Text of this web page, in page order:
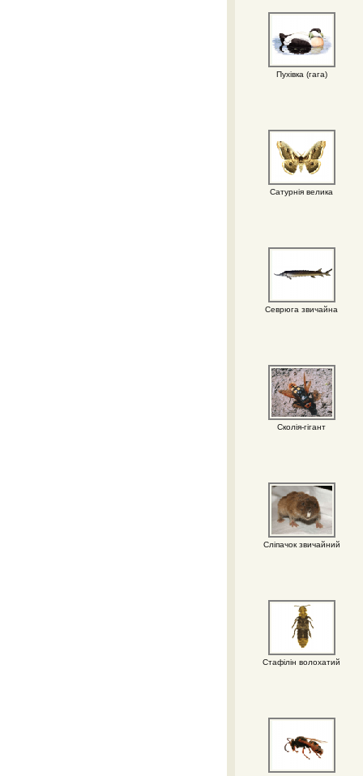
Пухівка (гага)
Сатурнія велика
Севрюга звичайна
Сколія-гігант
Сліпачок звичайний
Стафілін волохатий